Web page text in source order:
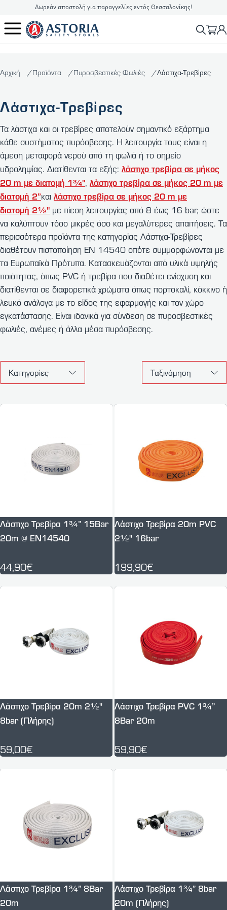
Δωρεάν αποστολή για παραγγελίες εντός Θεσσαλονίκης!
2310 90 16 16 info@astoriasafetystores.gr
Αρχική Προϊόντα Πυροσβεστικές Φωλιές Λάστιχα-Τρεβίρες
Λάστιχα-Τρεβίρες
Τα λάστιχα και οι τρεβίρες αποτελούν σημαντικό εξάρτημα
κάθε συστήματος πυρόσβεσης. Η λειτουργία τους είναι η
άμεση μεταφορά νερού από τη φωλιά ή το σημείο
υδροληψίας. Διατίθενται τα εξής: λάστιχο τρεβίρα σε μήκος
20 m με διατομή 1¾'', λάστιχο τρεβίρα σε μήκος 20 m με
διατομή 2”και λάστιχο τρεβίρα σε μήκος 20 m με
διατομή 2½'' με πίεση λειτουργίας από 8 έως 16 bar, ώστε
να καλύπτουν τόσο μικρές όσο και μεγαλύτερες απαιτήσεις. Τα
περισσότερα προϊόντα της κατηγορίας Λάστιχα-Τρεβίρες
διαθέτουν πιστοποίηση EN 14540 οπότε συμμορφώνονται με
τα Ευρωπαϊκά Πρότυπα. Κατασκευάζονται από υλικά υψηλής
ποιότητας, όπως PVC ή τρεβίρα που διαθέτει ενίσχυση και
διατίθενται σε διαφορετικά χρώματα όπως πορτοκαλί, κόκκινο ή
λευκό ανάλογα με το είδος της εφαρμογής και τον χώρο
εγκατάστασης. Είναι ιδανικά για σύνδεση σε πυροσβεστικές
φωλιές, ανέμες ή άλλα μέσα πυρόσβεσης.
Κατηγορίες Ταξινόμηση
Λάστιχο Τρεβίρα 1¾” 15Bar
20m @ EN14540
44,90€
Λάστιχο Τρεβίρα 20m PVC
2½'' 16bar
199,90€
Λάστιχο Τρεβίρα 20m 2½''
8bar (Πλήρης)
59,00€
Λάστιχο Τρεβίρα PVC 1¾”
8Bar 20m
59,90€
Λάστιχο Τρεβίρα 1¾” 8Bar
20m
Λάστιχο Τρεβίρα 1¾” 8bar
20m (Πλήρης)